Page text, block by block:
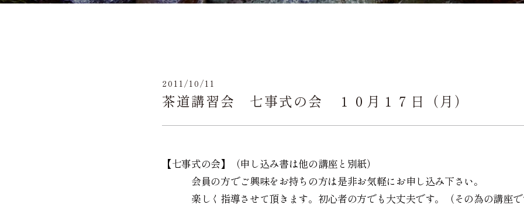
2011/10/11
茶道講習会 七事式の会 １０月１７日（月）
【七事式の会】（申し込み書は他の講座と別紙）
会員の方でご興味をお持ちの方は是非お気軽にお申し込み下さい。
楽しく指導させて頂きます。初心者の方でも大丈夫です。（その為の講座